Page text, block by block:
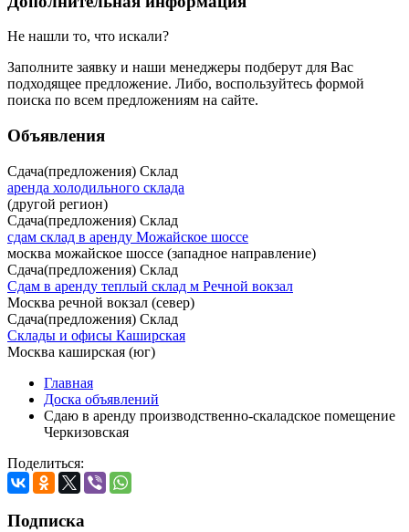
Не нашли то, что искали?
Заполните заявку и наши менеджеры подберут для Вас
подходящее предложение. Либо, воспользуйтесь формой
поиска по всем предложениям на сайте.
Объявления
Сдача(предложения) Склад
аренда холодильного склада
(другой регион)
Сдача(предложения) Склад
сдам склад в аренду Можайское шоссе
москва можайское шоссе (западное направление)
Сдача(предложения) Склад
Сдам в аренду теплый склад м Речной вокзал
Москва речной вокзал (север)
Сдача(предложения) Склад
Склады и офисы Каширская
Москва каширская (юг)
Главная
Доска объявлений
Сдаю в аренду производственно-скаладское помещение
Черкизовская
Поделиться:
Подписка